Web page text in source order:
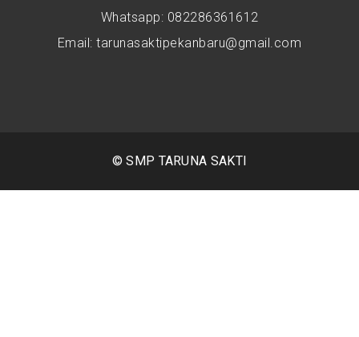
Whatsapp: 082286361612
Email: tarunasaktipekanbaru@gmail.com
© SMP TARUNA SAKTI